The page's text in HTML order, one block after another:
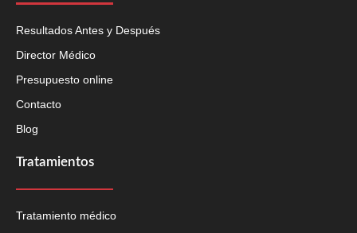
Resultados Antes y Después
Director Médico
Presupuesto online
Contacto
Blog
Tratamientos
Tratamiento médico